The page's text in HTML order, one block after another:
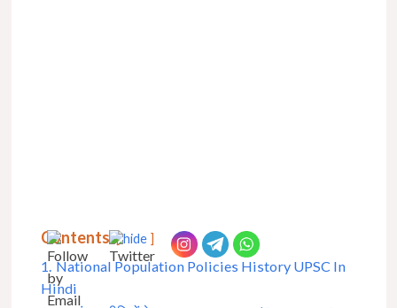
Contents hide
1. National Population Policies History UPSC In
Hindi